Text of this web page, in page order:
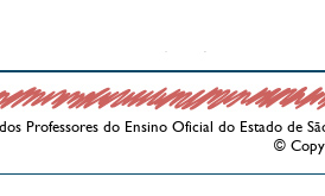
Professores do Ensino Oficial do Estado de
©